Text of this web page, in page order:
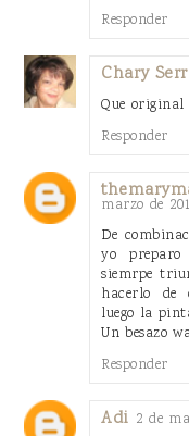
Responder
Chary
Que
Responder
marzo de
De
yo
siemrpe
hacerlo de
luego la
Un besazo
Responder
Adi 2 de